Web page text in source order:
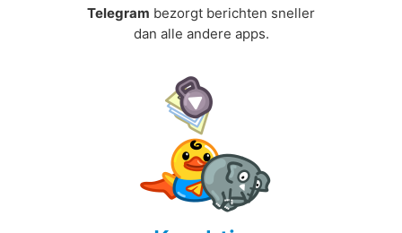
Telegram bezorgt berichten sneller
dan alle andere apps.